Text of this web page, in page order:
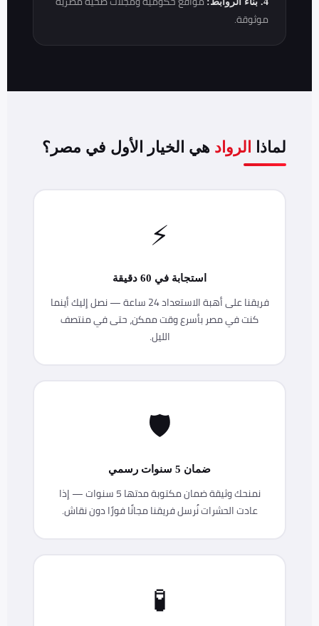
موثوقة.
لماذا الرواد هي الخيار الأول في مصر؟
⚡
استجابة في 60 دقيقة
فريقنا على أهبة الاستعداد 24 ساعة — نصل إليك أينما
كنت في مصر بأسرع وقت ممكن، حتى في منتصف
الليل.
🛡️
ضمان 5 سنوات رسمي
نمنحك وثيقة ضمان مكتوبة مدتها 5 سنوات — إذا
عادت الحشرات نُرسل فريقنا مجانًا فورًا دون نقاش.
🧪